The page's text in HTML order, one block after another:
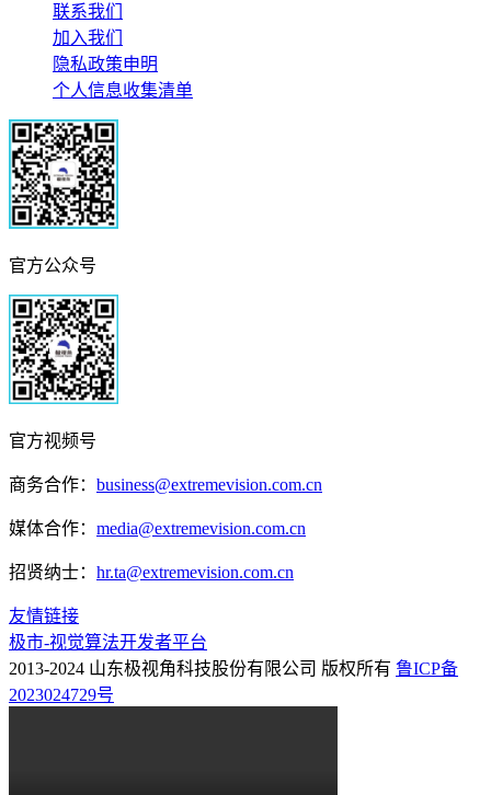
联系我们
加入我们
隐私政策申明
个人信息收集清单
官方公众号
官方视频号
商务合作： business@extremevision.com.cn
媒体合作： media@extremevision.com.cn
招贤纳士： hr.ta@extremevision.com.cn
友情链接
极市-视觉算法开发者平台
2013-2024 山东极视角科技股份有限公司 版权所有 鲁ICP备
2023024729号